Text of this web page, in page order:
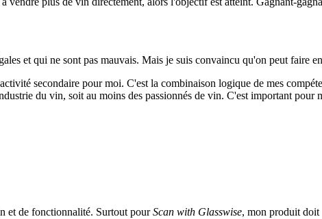
et qui ne sont pas mauvais. Mais je suis convaincu qu'on peut faire
secondaire pour moi. C'est la combinaison logique de mes
du vin, soit au moins des passionnés de vin. C'est important pour
et de fonctionnalité. Surtout pourScan with Glasswise, mon produit doit